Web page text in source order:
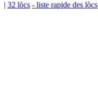
| 32 lòcs - liste rapide des lòcs